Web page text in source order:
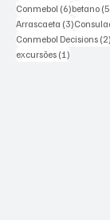
Conmebol (6)6 posts
betano
Arrascaeta (3)3 posts
Conmebol Decisions (2)
excursões (1)